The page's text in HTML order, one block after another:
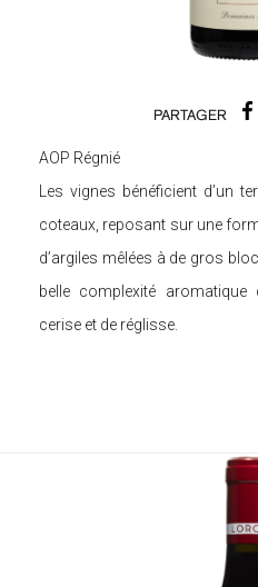
PARTAGER
AOP Régnié
Les vignes bénéficient d’un
coteaux, reposant sur une
d’argiles mêlées à de gros
belle complexité
cerise et de réglisse.